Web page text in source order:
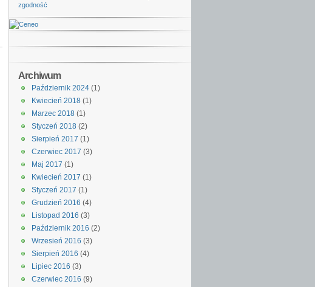
zgodność
Archiwum
Październik 2024 (1)
Kwiecień 2018 (1)
Marzec 2018 (1)
Styczeń 2018 (2)
Sierpień 2017 (1)
Czerwiec 2017 (3)
Maj 2017 (1)
Kwiecień 2017 (1)
Styczeń 2017 (1)
Grudzień 2016 (4)
Listopad 2016 (3)
Październik 2016 (2)
Wrzesień 2016 (3)
Sierpień 2016 (4)
Lipiec 2016 (3)
Czerwiec 2016 (9)